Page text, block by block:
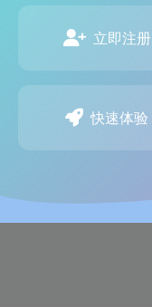
立即注册
快速体验